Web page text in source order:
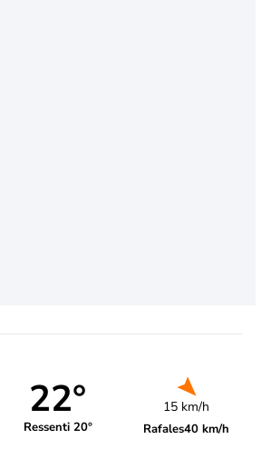
22°
Ressenti 20°
15 km/h
Rafales40 km/h